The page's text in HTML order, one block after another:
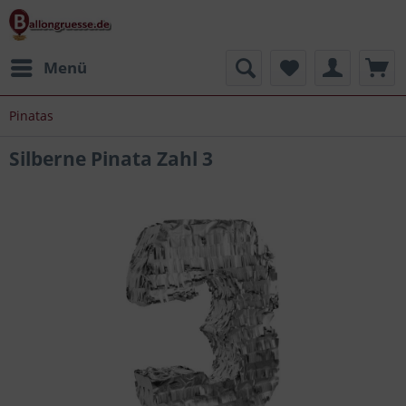
Menü
Pinatas
Silberne Pinata Zahl 3